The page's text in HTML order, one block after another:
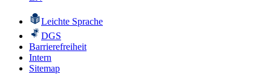
Leichte Sprache
DGS
Barrierefreiheit
Intern
Sitemap